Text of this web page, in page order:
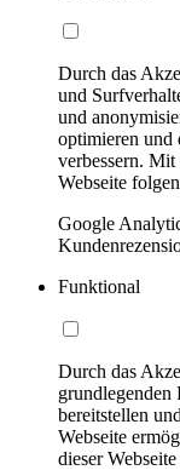
Durch das
und
und
optimieren und
verbessern.
Webseite
Google
Funktional
Durch das
grundlegenden
bereitstellen
Webseite
dieser